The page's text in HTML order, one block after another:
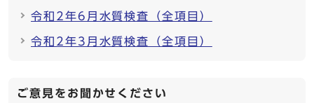
令和2年6月水質検査（全項目）
令和2年3月水質検査（全項目）
ご意見をお聞かせください